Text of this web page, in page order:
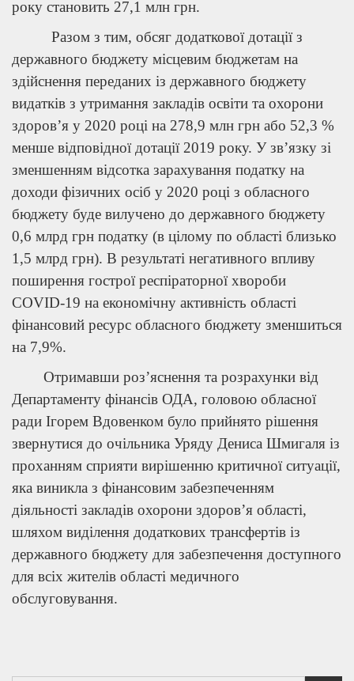
року становить 27,1 млн грн.
Разом з тим, обсяг додаткової дотації з
державного бюджету місцевим бюджетам на
здійснення переданих із державного бюджету
видатків з утримання закладів освіти та охорони
здоров’я у 2020 році на 278,9 млн грн або 52,3 %
менше відповідної дотації 2019 року. У зв’язку зі
зменшенням відсотка зарахування податку на
доходи фізичних осіб у 2020 році з обласного
бюджету буде вилучено до державного бюджету
0,6 млрд грн податку (в цілому по області близько
1,5 млрд грн). В результаті негативного впливу
поширення гострої респіраторної хвороби
COVID-19 на економічну активність області
фінансовий ресурс обласного бюджету зменшиться
на 7,9%.
Отримавши роз’яснення та розрахунки від
Департаменту фінансів ОДА, головою обласної
ради Ігорем Вдовенком було прийнято рішення
звернутися до очільника Уряду Дениса Шмигаля із
проханням сприяти вирішенню критичної ситуації,
яка виникла з фінансовим забезпеченням
діяльності закладів охорони здоров’я області,
шляхом виділення додаткових трансфертів із
державного бюджету для забезпечення доступного
для всіх жителів області медичного
обслуговування.